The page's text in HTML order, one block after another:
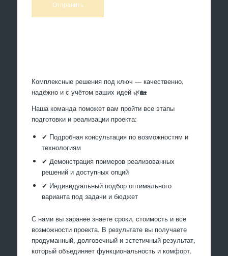
Комплексные решения под ключ — качественно,
надёжно и с учётом ваших идей 🌿🏡
Наша команда поможет вам пройти все этапы
подготовки и реализации проекта:
✔ Подробная консультация по возможностям и
технологиям
✔ Демонстрация примеров реализованных
решений и доступных опций
✔ Индивидуальный подбор оптимального
варианта под задачи и бюджет
С нами вы заранее знаете сроки, стоимость и все
возможности проекта. В результате вы получаете
продуманный, долговечный и эстетичный результат,
который объединяет функциональность и комфорт.